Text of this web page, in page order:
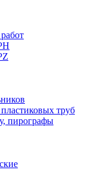
труб
пирографы